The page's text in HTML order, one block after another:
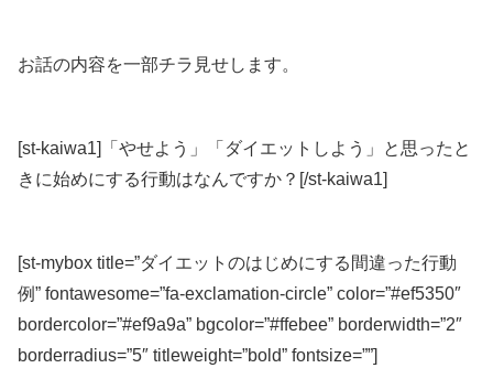
お話の内容を一部チラ見せします。
[st-kaiwa1]「やせよう」「ダイエットしよう」と思ったと
きに始めにする行動はなんですか？[/st-kaiwa1]
[st-mybox title=”ダイエットのはじめにする間違った行動
例” fontawesome=”fa-exclamation-circle” color=”#ef5350″
bordercolor=”#ef9a9a” bgcolor=”#ffebee” borderwidth=”2″
borderradius=”5″ titleweight=”bold” fontsize=””]